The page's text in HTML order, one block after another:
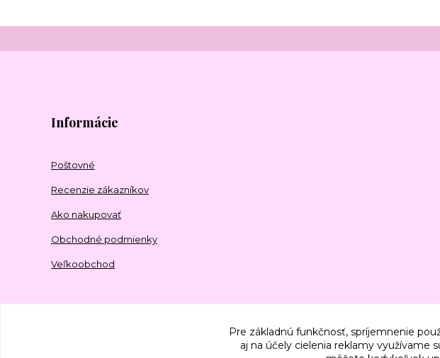
Informácie
Poštovné
Recenzie zákazníkov
Ako nakupovať
Obchodné podmienky
Veľkoobchod
Pre základnú funkčnosť, spríjemnenie
aj na účely cielenia reklamy využívame